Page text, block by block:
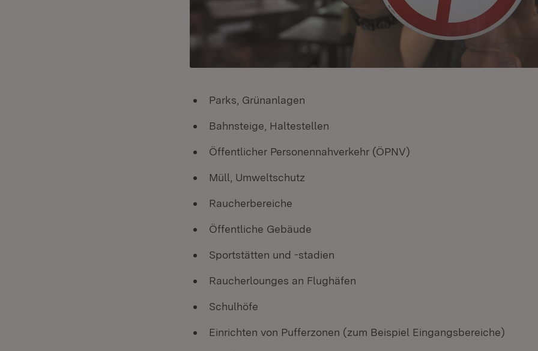
Parks, Grünanlagen
Bahnsteige, Haltestellen
Öffentlicher Personennahverkehr (ÖPNV)
Müll, Umweltschutz
Raucherbereiche
Öffentliche Gebäude
Sportstätten und -stadien
Raucherlounges an Flughäfen
Schulhöfe
Einrichten von Pufferzonen (zum Beispiel Eingangsbereiche)